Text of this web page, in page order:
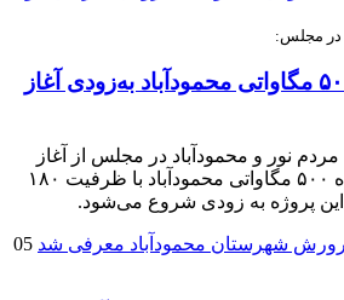
در مجلس:
فاز نخست نیروگاه ۵۰۰ مگاواتی محمودآباد به‌زودی آغاز
مردم نور و محمودآباد در مجلس از آغاز
اجرای فاز نخست نیروگاه ۵۰۰ مگاواتی محمودآباد با ظرفیت ۱۸۰
پروژه به زودی شروع می‌شود.
05